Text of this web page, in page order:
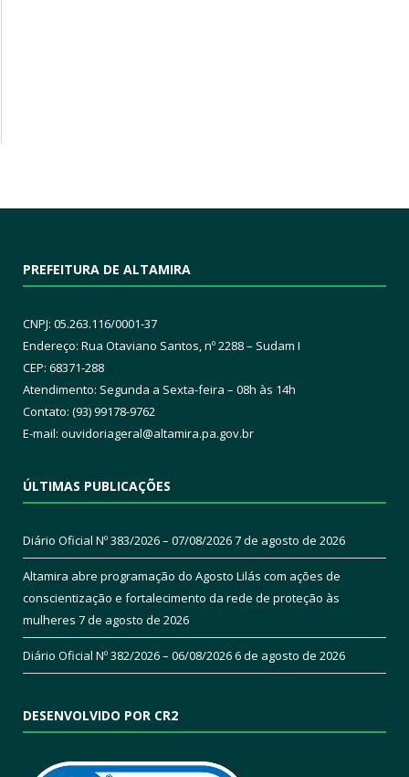
PREFEITURA DE ALTAMIRA
CNPJ: 05.263.116/0001-37
Endereço: Rua Otaviano Santos, nº 2288 – Sudam I
CEP: 68371-288
Atendimento: Segunda a Sexta-feira – 08h às 14h
Contato: (93) 99178-9762
E-mail: ouvidoriageral@altamira.pa.gov.br
ÚLTIMAS PUBLICAÇÕES
Diário Oficial Nº 383/2026 – 07/08/20267 de agosto de 2026
Altamira abre programação do Agosto Lilás com ações de
conscientização e fortalecimento da rede de proteção às
mulheres 7 de agosto de 2026
Diário Oficial Nº 382/2026 – 06/08/20266 de agosto de 2026
DESENVOLVIDO POR CR2